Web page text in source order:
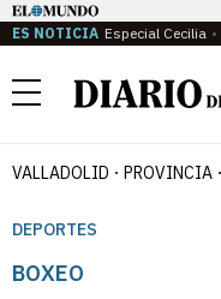
ES NOTICIA Especial Cecilia
Menú
VALLADOLID PROVINCIA
DEPORTES
BOXEO